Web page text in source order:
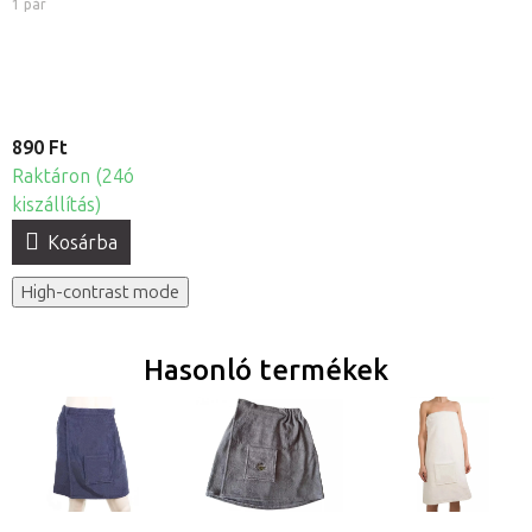
1 pár
890 Ft
Raktáron (24ó
kiszállítás)
Kosárba
High-contrast mode
Hasonló termékek